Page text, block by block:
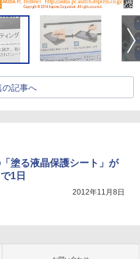
の記事へ
塗る液晶保護シート」が
1日
2012年11月8日